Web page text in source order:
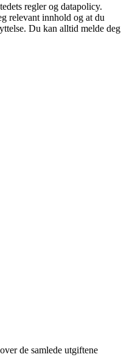
regler og datapolicy.
relevant innhold og at du
Du kan alltid melde deg
de samlede utgiftene